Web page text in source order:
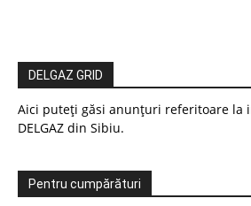
DELGAZ GRID
Aici puteți găsi anunțuri referitoare la
DELGAZ din Sibiu.
Pentru cumpărături